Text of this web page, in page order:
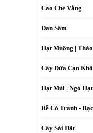
Cao Chè Vằng
Đan Sâm
Hạt Muồng |
Cây Dừa Cạn Khô
Hạt Mùi | Ngò Hạt
Rễ Cỏ Tranh -
Cây Sài Đất